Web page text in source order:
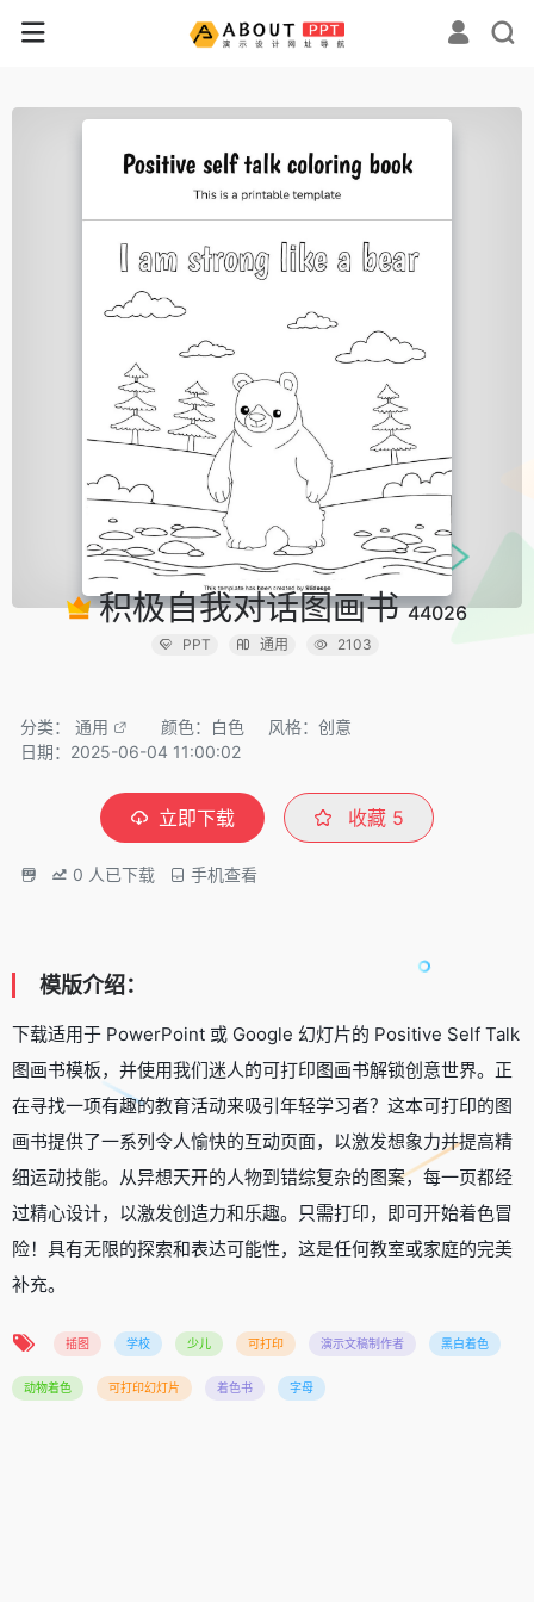
积极自我对话图画书44026
PPT 通用 2103
分类： 通用 颜色：白色
风格：创意
日期：2025-06-04 11:00:02
立即下载 收藏 5
0 人已下载 手机查看
模版介绍：
下载适用于 PowerPoint 或 Google 幻灯片的 Positive Self Talk
图画书模板，并使用我们迷人的可打印图画书解锁创意世界。正
在寻找一项有趣的教育活动来吸引年轻学习者？这本可打印的图
画书提供了一系列令人愉快的互动页面，以激发想象力并提高精
细运动技能。从异想天开的人物到错综复杂的图案，每一页都经
过精心设计，以激发创造力和乐趣。只需打印，即可开始着色冒
险！具有无限的探索和表达可能性，这是任何教室或家庭的完美
补充。
插图 学校 少儿 可打印 演示文稿制作者 黑白着色
动物着色 可打印幻灯片 着色书 字母